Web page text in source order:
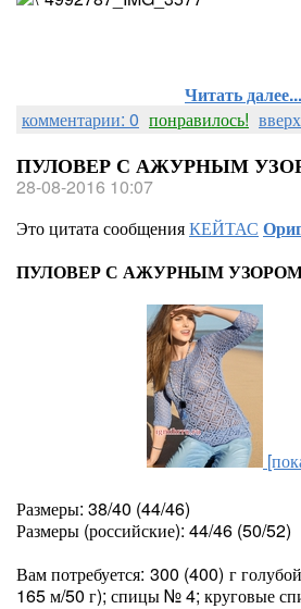
Читать далее...
комментарии: 0 понравилось!
ПУЛОВЕР С АЖУРНЫМ
28-08-2016 10:07
Это цитата сообщенияКЕЙТАС
ПУЛОВЕР С АЖУРНЫМ
Размеры: 38/40 (44/46)
Размеры (российские): 44/46 (50/52)
Вам потребуется: 300 (400) г
165 м/50 г); спицы № 4; круговые